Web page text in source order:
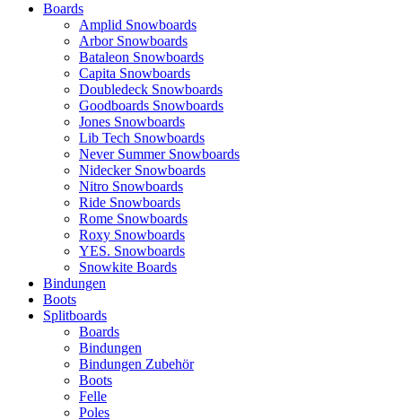
Boards
Amplid Snowboards
Arbor Snowboards
Bataleon Snowboards
Capita Snowboards
Doubledeck Snowboards
Goodboards Snowboards
Jones Snowboards
Lib Tech Snowboards
Never Summer Snowboards
Nidecker Snowboards
Nitro Snowboards
Ride Snowboards
Rome Snowboards
Roxy Snowboards
YES. Snowboards
Snowkite Boards
Bindungen
Boots
Splitboards
Boards
Bindungen
Bindungen Zubehör
Boots
Felle
Poles